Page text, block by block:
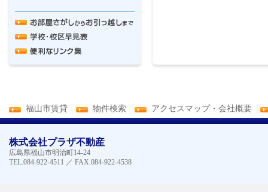
福山市賃貸 物件検索 アクセスマップ・会社概要
株式会社プラザ不動産
広島県福山市明治町14-24
TEL.084-922-4511 ／ FAX.084-922-4538